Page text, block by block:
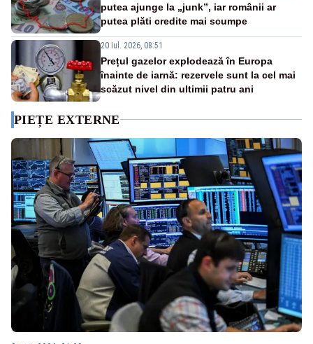
putea ajunge la „junk”, iar românii ar
putea plăti credite mai scumpe
20 iul. 2026, 08:51
Prețul gazelor explodează în Europa
înainte de iarnă: rezervele sunt la cel mai
scăzut nivel din ultimii patru ani
PIEȚE EXTERNE